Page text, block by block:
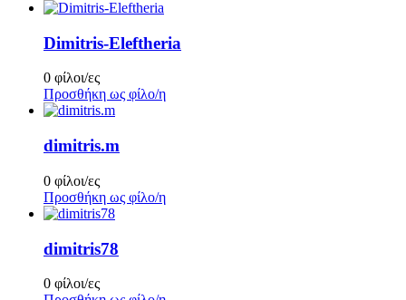
Dimitris-Eleftheria
0 φίλοι/ες
Προσθήκη ως φίλο/η
dimitris.m
0 φίλοι/ες
Προσθήκη ως φίλο/η
dimitris78
0 φίλοι/ες